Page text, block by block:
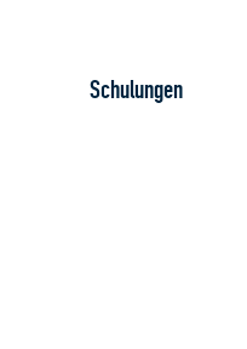
Schulungen